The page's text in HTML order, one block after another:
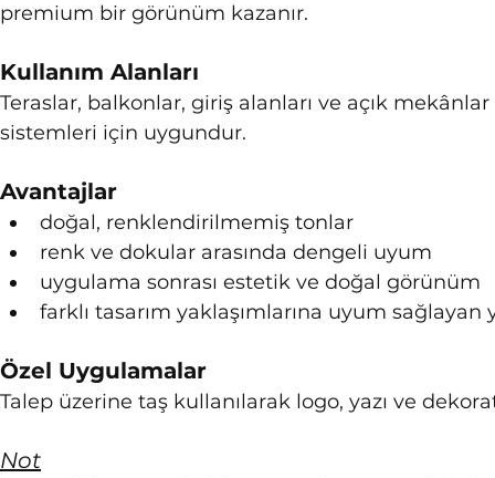
premium bir görünüm kazanır.
Kullanım Alanları
Teraslar, balkonlar, giriş alanları ve açık
sistemleri için uygundur.
Avantajlar
doğal, renklendirilmemiş tonlar
renk ve dokular arasında dengeli uyum
uygulama sonrası estetik ve doğal görünüm
farklı tasarım yaklaşımlarına uyum sağlayan
Özel Uygulamalar
Talep üzerine taş kullanılarak logo, yazı ve
Not